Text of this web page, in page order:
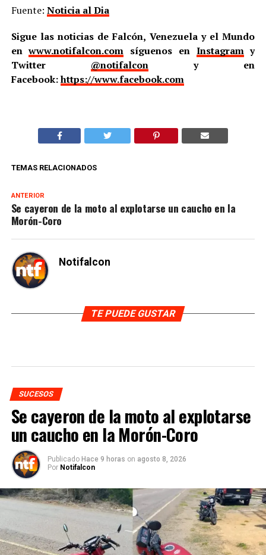
Fuente: Noticia al Dia
Sigue las noticias de Falcón, Venezuela y el Mundo
enwww.notifalcon.com síguenos en Instagramy
Twitter @notifalcony en
Facebook:https://www.facebook.com
TEMAS RELACIONADOS
ANTERIOR
Se cayeron de la moto al explotarse un caucho en la
Morón-Coro
Notifalcon
TE PUEDE GUSTAR
SUCESOS
Se cayeron de la moto al explotarse
un caucho en la Morón-Coro
Publicado Hace 9 horas on agosto 8, 2026
Por Notifalcon